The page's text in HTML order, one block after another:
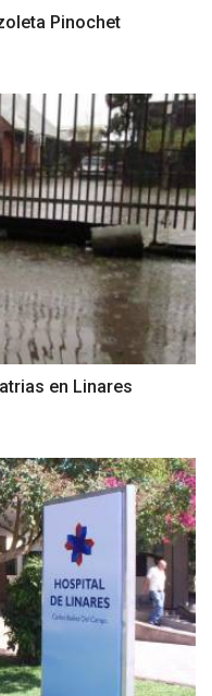
Pinochet
en Linares